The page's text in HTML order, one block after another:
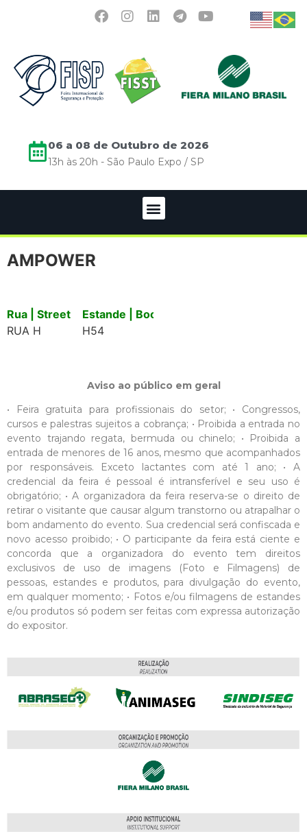
06 a 08 de Outubro de 2026
13h às 20h - São Paulo Expo / SP
AMPOWER
Rua | Street
RUA H
Estande | Booth
H54
Aviso ao público em geral
• Feira gratuita para profissionais do setor; • Congressos,
cursos e palestras sujeitos a cobrança; • Proibida a entrada no
evento trajando regata, bermuda ou chinelo; • Proibida a
entrada de menores de 16 anos, mesmo que acompanhados
por responsáveis. Exceto lactantes com até 1 ano; • A
credencial da feira é pessoal é intransferível e seu uso é
obrigatório; • A organizadora da feira reserva-se o direito de
retirar o visitante que causar algum transtorno ou atrapalhar o
bom andamento do evento. Sua credencial será confiscada e
novo acesso proibido; • O participante da feira está ciente e
concorda que a organizadora do evento tem direitos
exclusivos de uso de imagens (Foto e Filmagens) de
pessoas, estandes e produtos, para divulgação do evento,
em qualquer momento; • Fotos e/ou filmagens de estandes
e/ou produtos só podem ser feitas com expressa autorização
do expositor.